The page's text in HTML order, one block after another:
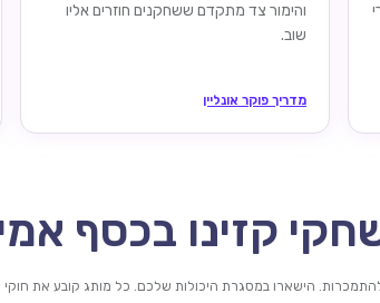
והימור צד מתקדם ששחקנים חוזרים אליו
שוב.
מדריך פוקר אונליין
קזינו בכסף